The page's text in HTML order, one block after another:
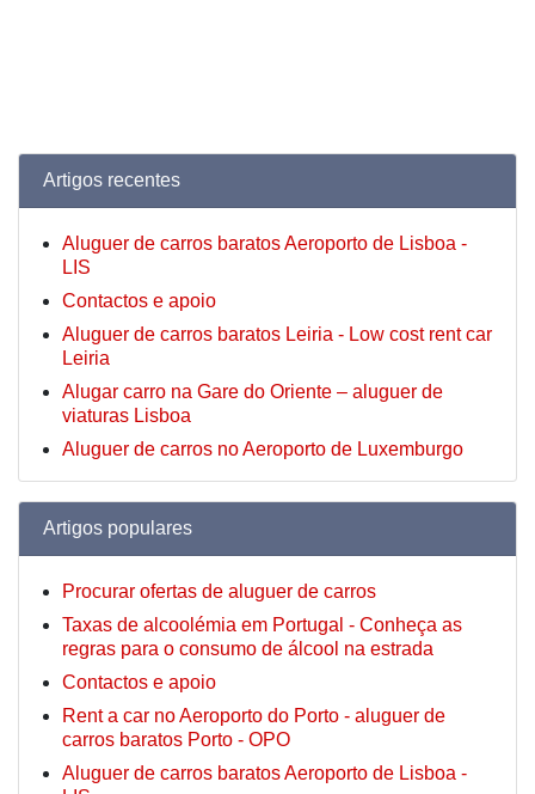
Artigos recentes
Aluguer de carros baratos Aeroporto de Lisboa -
LIS
Contactos e apoio
Aluguer de carros baratos Leiria - Low cost rent car
Leiria
Alugar carro na Gare do Oriente – aluguer de
viaturas Lisboa
Aluguer de carros no Aeroporto de Luxemburgo
Artigos populares
Procurar ofertas de aluguer de carros
Taxas de alcoolémia em Portugal - Conheça as
regras para o consumo de álcool na estrada
Contactos e apoio
Rent a car no Aeroporto do Porto - aluguer de
carros baratos Porto - OPO
Aluguer de carros baratos Aeroporto de Lisboa -